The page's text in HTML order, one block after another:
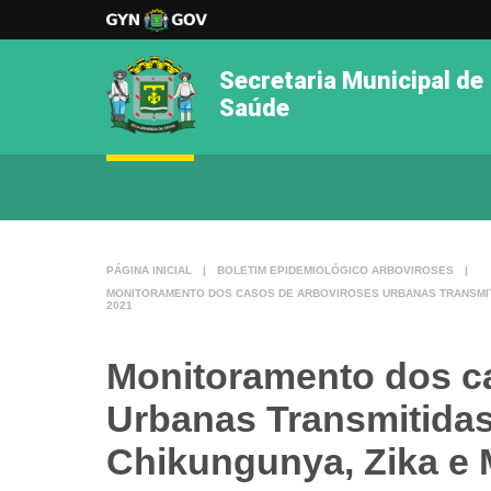
Secretaria Municipal de
Saúde
PÁGINA INICIAL | BOLETIM EPIDEMIOLÓGICO ARBOVIROSES
|
MONITORAMENTO DOS CASOS DE ARBOVIROSES URBANAS
2021
Monitoramento dos
Urbanas
Chikungunya, Zika e